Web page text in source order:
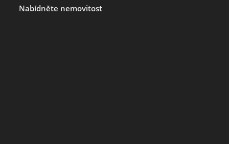
Nabídněte nemovitost